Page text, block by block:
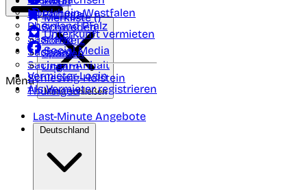
Nordrhein-Westfalen
Rheinland Pfalz
Saarland
Sachsen
Sachsen-Anhalt
Schleswig-Holstein
Thüringen
Portugal
Schweden
Schweiz
Spanien
Ungarn
Merkliste ()
Unterkunft vermieten
Social Media
Vermieter-Login
Als Vermieter registrieren
Menü
Menü schließen
Last-Minute Angebote
Deutschland